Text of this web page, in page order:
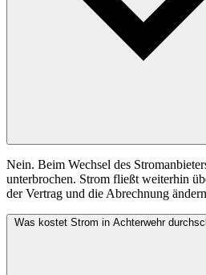
Nein. Beim Wechsel des
unterbrochen. Strom fließt weiterhin
der Vertrag und die Abrechnung
Was kostet Strom in Achterwehr